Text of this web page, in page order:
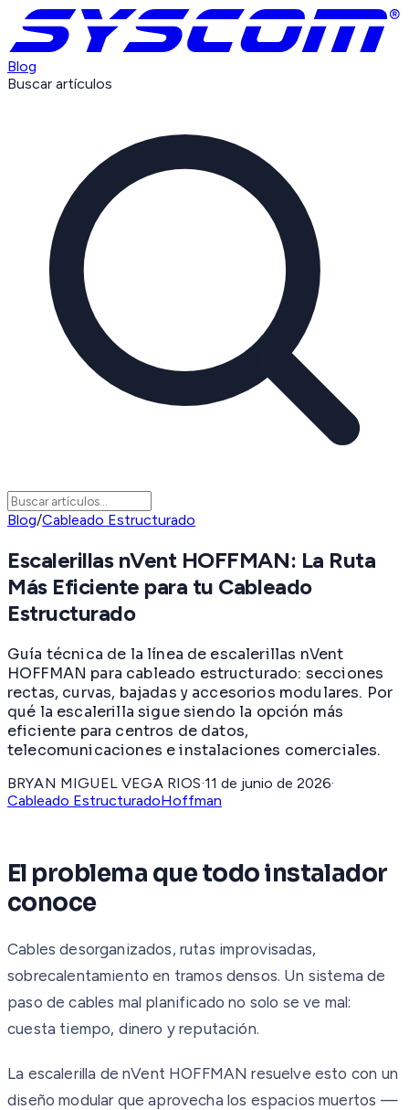
Blog
Buscar artículos
Blog/Cableado Estructurado
Escalerillas nVent HOFFMAN: La Ruta
Más Eficiente para tu Cableado
Estructurado
Guía técnica de la línea de escalerillas nVent
HOFFMAN para cableado estructurado: secciones
rectas, curvas, bajadas y accesorios modulares. Por
qué la escalerilla sigue siendo la opción más
eficiente para centros de datos,
telecomunicaciones e instalaciones comerciales.
BRYAN MIGUEL VEGA RIOS·11 de junio de 2026·
Cableado EstructuradoHoffman
El problema que todo instalador
conoce
Cables desorganizados, rutas improvisadas,
sobrecalentamiento en tramos densos. Un sistema de
paso de cables mal planificado no solo se ve mal:
cuesta tiempo, dinero y reputación.
La escalerilla de nVent HOFFMAN resuelve esto con un
diseño modular que aprovecha los espacios muertos —